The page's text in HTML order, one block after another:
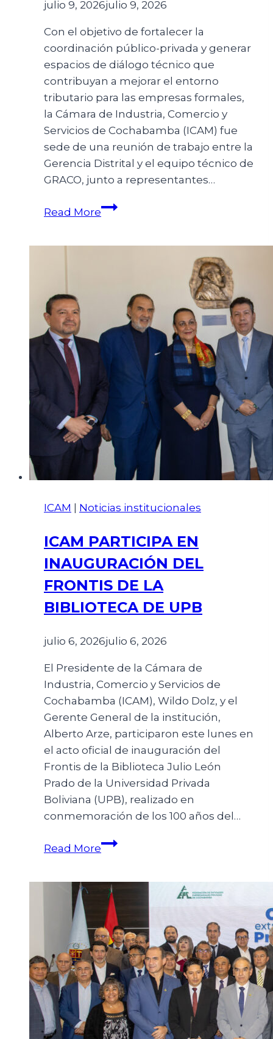
julio 9, 2026julio 9, 2026
Con el objetivo de fortalecer la
coordinación público-privada y generar
espacios de diálogo técnico que
contribuyan a mejorar el entorno
tributario para las empresas formales,
la Cámara de Industria, Comercio y
Servicios de Cochabamba (ICAM) fue
sede de una reunión de trabajo entre la
Gerencia Distrital y el equipo técnico de
GRACO, junto a representantes…
Read More
ICAM Noticias institucionales
ICAM PARTICIPA EN
INAUGURACIÓN DEL
FRONTIS DE LA
BIBLIOTECA DE UPB
julio 6, 2026julio 6, 2026
El Presidente de la Cámara de
Industria, Comercio y Servicios de
Cochabamba (ICAM), Wildo Dolz, y el
Gerente General de la institución,
Alberto Arze, participaron este lunes en
el acto oficial de inauguración del
Frontis de la Biblioteca Julio León
Prado de la Universidad Privada
Boliviana (UPB), realizado en
conmemoración de los 100 años del…
Read More